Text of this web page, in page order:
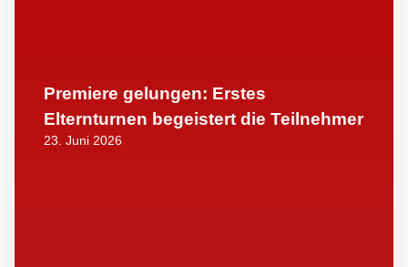
Premiere gelungen: Erstes
Elternturnen begeistert die Teilnehmer
23. Juni 2026